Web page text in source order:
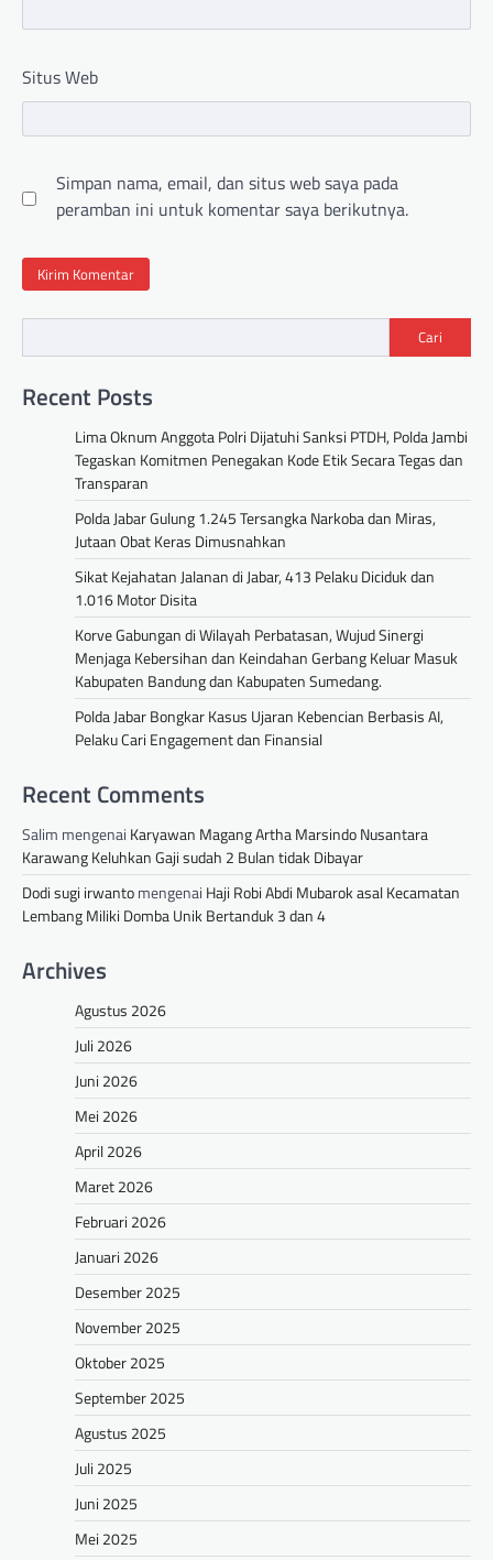
Situs Web
Simpan nama, email, dan situs web saya pada
peramban ini untuk komentar saya berikutnya.
Cari
Recent Posts
Lima Oknum Anggota Polri Dijatuhi Sanksi PTDH, Polda Jambi
Tegaskan Komitmen Penegakan Kode Etik Secara Tegas dan
Transparan
Polda Jabar Gulung 1.245 Tersangka Narkoba dan Miras,
Jutaan Obat Keras Dimusnahkan
Sikat Kejahatan Jalanan di Jabar, 413 Pelaku Diciduk dan
1.016 Motor Disita
Korve Gabungan di Wilayah Perbatasan, Wujud Sinergi
Menjaga Kebersihan dan Keindahan Gerbang Keluar Masuk
Kabupaten Bandung dan Kabupaten Sumedang.
Polda Jabar Bongkar Kasus Ujaran Kebencian Berbasis AI,
Pelaku Cari Engagement dan Finansial
Recent Comments
Salim mengenai Karyawan Magang Artha Marsindo Nusantara
Karawang Keluhkan Gaji sudah 2 Bulan tidak Dibayar
Dodi sugi irwantomengenai Haji Robi Abdi Mubarok asal Kecamatan
Lembang Miliki Domba Unik Bertanduk 3 dan 4
Archives
Agustus 2026
Juli 2026
Juni 2026
Mei 2026
April 2026
Maret 2026
Februari 2026
Januari 2026
Desember 2025
November 2025
Oktober 2025
September 2025
Agustus 2025
Juli 2025
Juni 2025
Mei 2025